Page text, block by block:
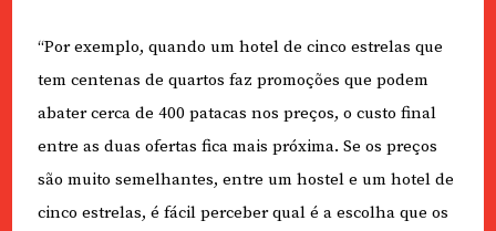
“Por exemplo, quando um hotel de cinco estrelas que
tem centenas de quartos faz promoções que podem
abater cerca de 400 patacas nos preços, o custo final
entre as duas ofertas fica mais próxima. Se os preços
são muito semelhantes, entre um hostel e um hotel de
cinco estrelas, é fácil perceber qual é a escolha que os